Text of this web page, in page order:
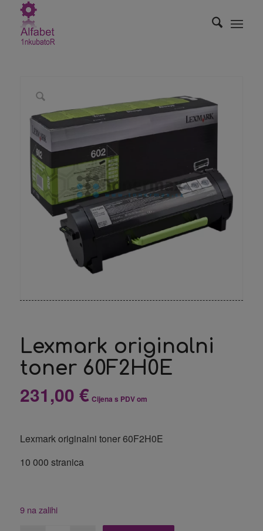
Lexmark originalni
toner 60F2H0E
231,00 € Cijena s PDV om
Lexmark originalni toner 60F2H0E
10 000 stranica
9 na zalihi